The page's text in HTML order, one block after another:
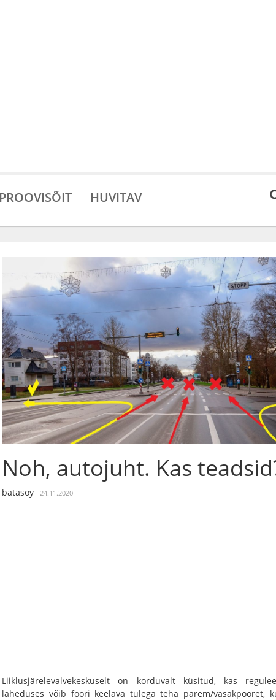
PROOVISÕIT HUVITAV
Noh, autojuht. Kas
batasoy 24.11.2020
Liiklusjärelevalvekeskuselt on korduvalt küsitud, kas
läheduses võib foori keelava tulega teha parem/vasakpööret,